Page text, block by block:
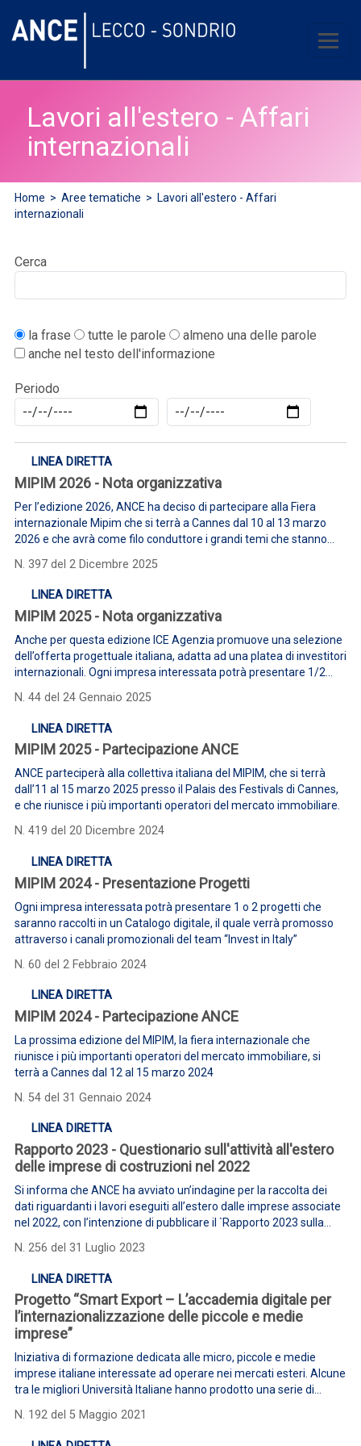
Lavori all'estero - Affari
internazionali
Home > Aree tematiche > Lavori all'estero - Affari
internazionali
Cerca
la frase tutte le parole
almeno una delle parole
anche nel testo dell'informazione
Periodo
LINEA DIRETTA
MIPIM 2026 - Nota organizzativa
Per l’edizione 2026, ANCE ha deciso di partecipare alla Fiera
internazionale Mipim che si terrà a Cannes dal 10 al 13 marzo
2026 e che avrà come filo conduttore i grandi temi che stanno
edifici a zero emissioni, città intelligenti e soluzioni digitali.
N. 397 del 2 Dicembre 2025
LINEA DIRETTA
MIPIM 2025 - Nota organizzativa
Anche per questa edizione ICE Agenzia promuove una selezione
dell’offerta progettuale italiana, adatta ad una platea di investitori
internazionali. Ogni impresa interessata potrà presentare 1/2
dedicato
N. 44 del 24 Gennaio 2025
LINEA DIRETTA
MIPIM 2025 - Partecipazione ANCE
ANCE parteciperà alla collettiva italiana del MIPIM, che si terrà
dall’11 al 15 marzo 2025 presso il Palais des Festivals di Cannes,
e che riunisce i più importanti operatori del mercato immobiliare.
N. 419 del 20 Dicembre 2024
LINEA DIRETTA
MIPIM 2024 - Presentazione Progetti
Ogni impresa interessata potrà presentare 1 o 2 progetti che
saranno raccolti in un Catalogo digitale, il quale verrà promosso
attraverso i canali promozionali del team “Invest in Italy”
N. 60 del 2 Febbraio 2024
LINEA DIRETTA
MIPIM 2024 - Partecipazione ANCE
La prossima edizione del MIPIM, la fiera internazionale che
riunisce i più importanti operatori del mercato immobiliare, si
terrà a Cannes dal 12 al 15 marzo 2024
N. 54 del 31 Gennaio 2024
LINEA DIRETTA
Rapporto 2023 - Questionario sull'attività all'estero
delle imprese di costruzioni nel 2022
Si informa che ANCE ha avviato un’indagine per la raccolta dei
dati riguardanti i lavori eseguiti all’estero dalle imprese associate
nel 2022, con l’intenzione di pubblicare il `Rapporto 2023 sulla
N. 256 del 31 Luglio 2023
LINEA DIRETTA
Progetto “Smart Export – L’accademia digitale per
l’internazionalizzazione delle piccole e medie
imprese”
Iniziativa di formazione dedicata alle micro, piccole e medie
imprese italiane interessate ad operare nei mercati esteri. Alcune
tra le migliori Università Italiane hanno prodotto una serie di
imprese
N. 192 del 5 Maggio 2021